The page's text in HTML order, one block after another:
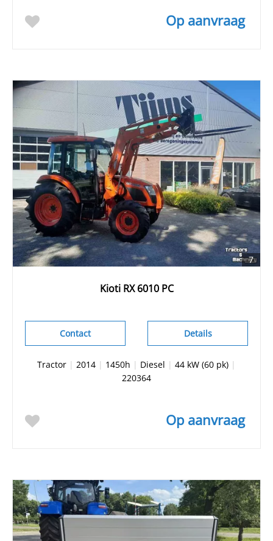
Op aanvraag
7
Kioti RX 6010 PC
Details
Contact
Tractor | 2014 | 1450h | Diesel | 44 kW (60 pk) |
220364
Op aanvraag